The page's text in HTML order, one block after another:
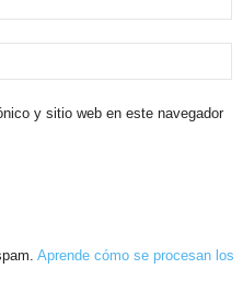
y sitio web en este navegador
Aprende cómo se procesan los